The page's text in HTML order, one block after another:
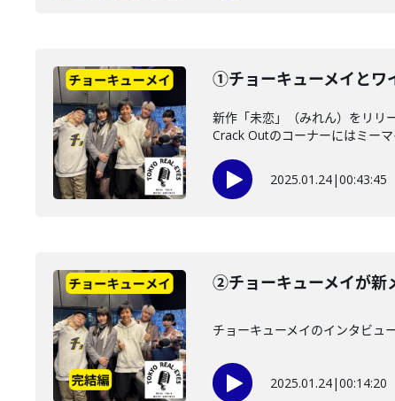
①チョーキューメイとワ
新作「未恋」（みれん）をリリ
Crack Outのコーナーにはミー
2025.01.24|00:43:45
②チョーキューメイが新
チョーキューメイのインタビュ
2025.01.24|00:14:20